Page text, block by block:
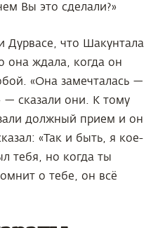
Вы это сделали?»
что Шакунтала
она ждала, когда он
«Она замечталась —
— сказали они. К тому
должный прием и он
«Так и быть, я кое-
тебя, но когда ты
о тебе, он всё